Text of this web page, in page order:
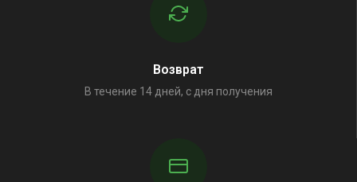
Возврат
В течение 14 дней, с дня получения